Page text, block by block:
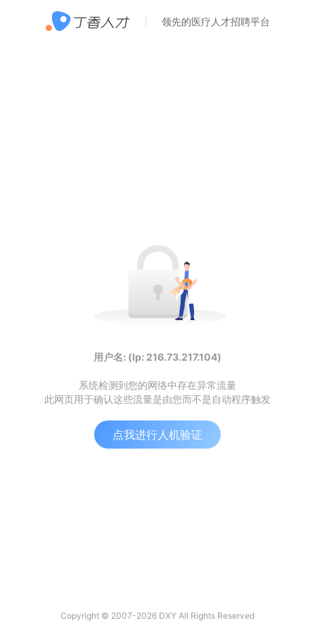
领先的医疗人才招聘平台
用户名: (Ip: 216.73.217.104)
系统检测到您的网络中存在异常流量
此网页用于确认这些流量是由您而不是自动程序触发
点我进行人机验证
Copyright © 2007-2026 DXY All Rights Reserved